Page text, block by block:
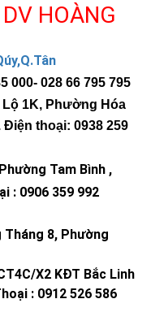
HOÀNG
000- 028 66 795 795
1K, Phường Hóa
thoại: 0938 259
Tam Bình ,
: 0906 359 992
Tháng 8, Phường
X2 KĐT Bắc Linh
: 0912 526 586